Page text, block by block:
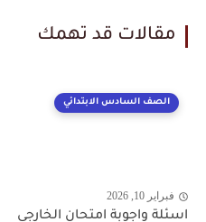
مقالات قد تهمك
الصف السادس الابتدائي
فبراير 10, 2026
اسئلة واجوبة امتحان الخارجي